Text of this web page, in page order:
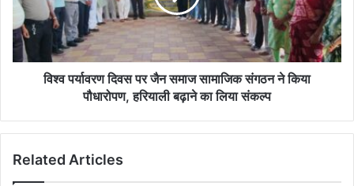
समाज
सामाजिक
संगठन
ने
लिया
विश्व पर्यावरण दिवस पर जैन समाज सामाजिक संगठन ने किया
पौधारोपण, हरियाली बढ़ाने का लिया संकल्प
Related Articles